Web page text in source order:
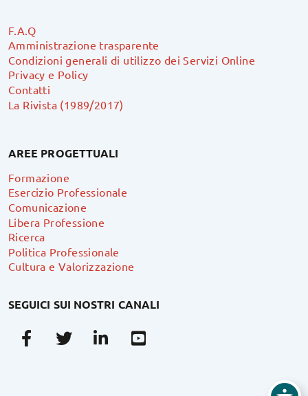
F.A.Q
Amministrazione trasparente
Condizioni generali di utilizzo dei Servizi Online
Privacy e Policy
Contatti
La Rivista (1989/2017)
AREE PROGETTUALI
Formazione
Esercizio Professionale
Comunicazione
Libera Professione
Ricerca
Politica Professionale
Cultura e Valorizzazione
SEGUICI SUI NOSTRI CANALI
FacebookTwitterLinkedin